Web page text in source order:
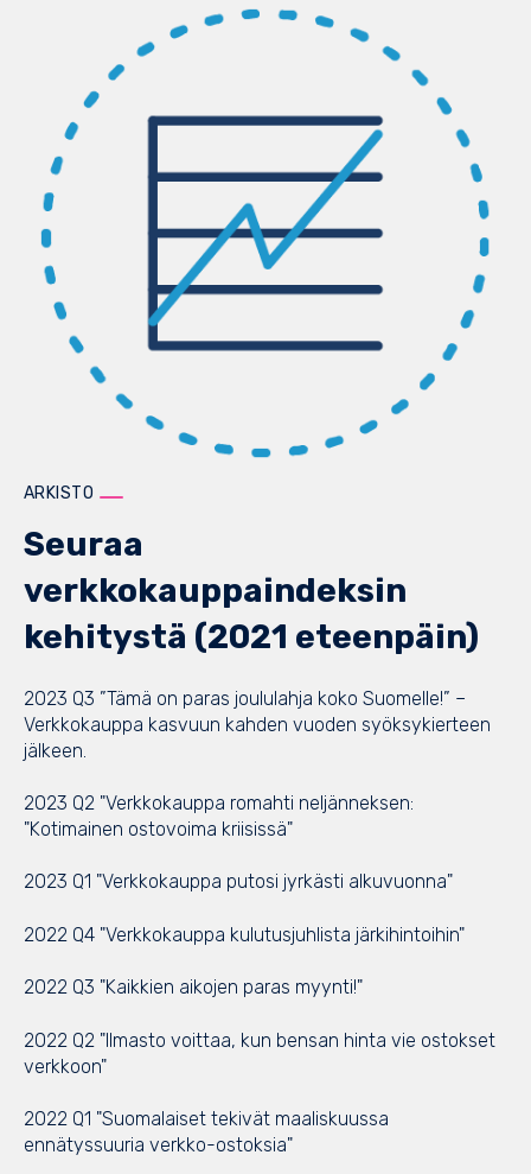
ARKISTO
Seuraa
verkkokauppaindeksin
kehitystä (2021 eteenpäin)
2023 Q3 ”Tämä on paras joululahja koko Suomelle!” –
Verkkokauppa kasvuun kahden vuoden syöksykierteen
jälkeen.
2023 Q2 "Verkkokauppa romahti neljänneksen:
"Kotimainen ostovoima kriisissä"
2023 Q1 "Verkkokauppa putosi jyrkästi alkuvuonna"
2022 Q4 "Verkkokauppa kulutusjuhlista järkihintoihin"
2022 Q3 "Kaikkien aikojen paras myynti!"
2022 Q2 "Ilmasto voittaa, kun bensan hinta vie ostokset
verkkoon"
2022 Q1 "Suomalaiset tekivät maaliskuussa
ennätyssuuria verkko-ostoksia"